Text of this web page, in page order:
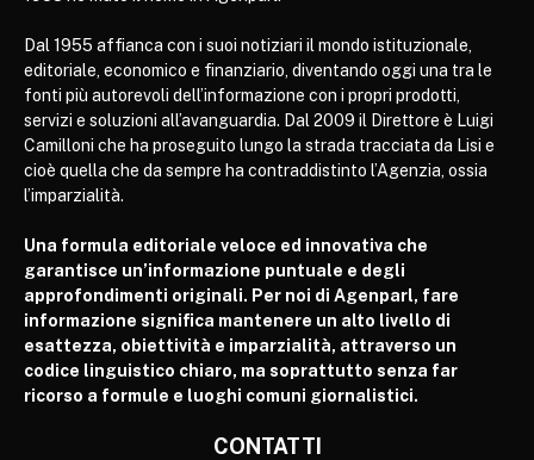
Dal 1955 affianca con i suoi notiziari il mondo istituzionale,
editoriale, economico e finanziario, diventando oggi una tra le
fonti più autorevoli dell’informazione con i propri prodotti,
servizi e soluzioni all’avanguardia. Dal 2009 il Direttore è Luigi
Camilloni che ha proseguito lungo la strada tracciata da Lisi e
cioè quella che da sempre ha contraddistinto l’Agenzia, ossia
l’imparzialità.
Una formula editoriale veloce ed innovativa che
garantisce un’informazione puntuale e degli
approfondimenti originali. Per noi di Agenparl, fare
informazione significa mantenere un alto livello di
esattezza, obiettività e imparzialità, attraverso un
codice linguistico chiaro, ma soprattutto senza far
ricorso a formule e luoghi comuni giornalistici.
CONTATTI